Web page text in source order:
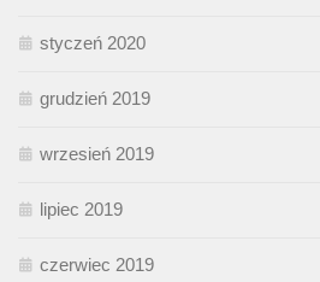
styczeń 2020
grudzień 2019
wrzesień 2019
lipiec 2019
czerwiec 2019